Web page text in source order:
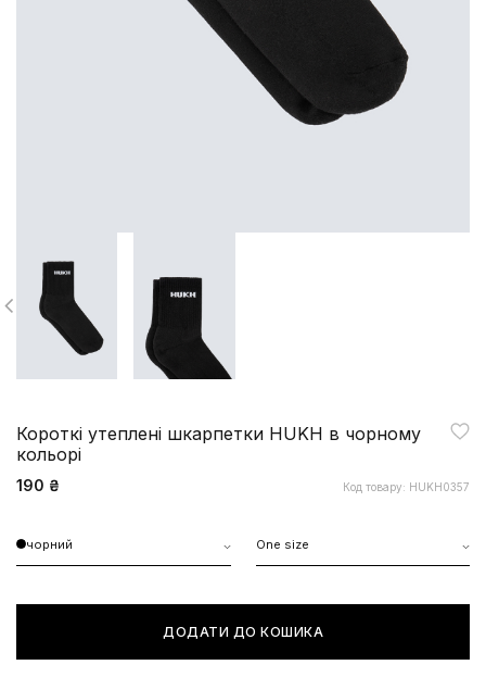
Короткі утеплені шкарпетки HUKH в чорному
кольорі
190 ₴ Код товару: HUKH0357
чорний One size
ДОДАТИ ДО КОШИКА